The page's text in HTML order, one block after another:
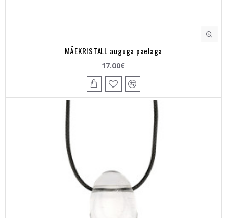
MÄEKRISTALL auguga paelaga
17.00€